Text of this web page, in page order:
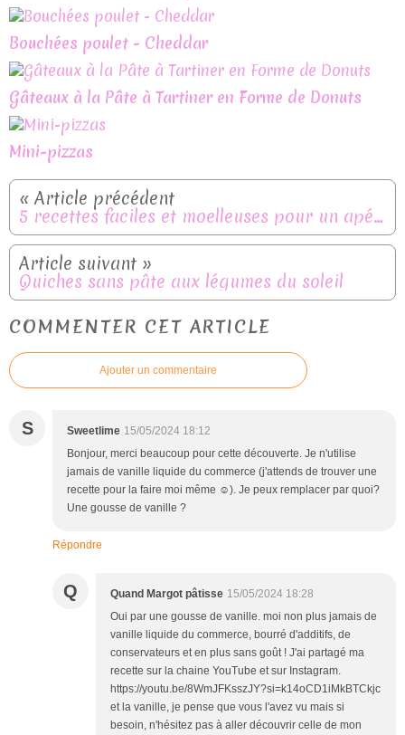
Bouchées poulet - Cheddar
Gâteaux à la Pâte à Tartiner en Forme de Donuts
Mini-pizzas
5 recettes faciles et moelleuses pour un apéritif dînatoire
Quiches sans pâte aux légumes du soleil
COMMENTER CET ARTICLE
Ajouter un commentaire
S Sweetlime 15/05/2024 18:12
Bonjour, merci beaucoup pour cette découverte. Je n'utilise
jamais de vanille liquide du commerce (j'attends de trouver une
recette pour la faire moi même ☺️). Je peux remplacer par quoi?
Une gousse de vanille ?
Répondre
Q Quand Margot pâtisse 15/05/2024 18:28
Oui par une gousse de vanille. moi non plus jamais de
vanille liquide du commerce, bourré d'additifs, de
conservateurs et en plus sans goût ! J'ai partagé ma
recette sur la chaine YouTube et sur Instagram.
https://youtu.be/8WmJFKsszJY?si=k14oCD1iMkBTCkjc
et la vanille, je pense que vous l'avez vu mais si
besoin, n'hésitez pas à aller découvrir celle de mon